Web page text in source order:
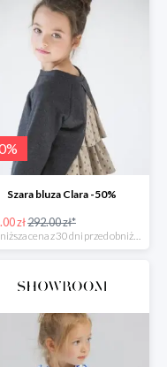
%
Szara bluza Clara -50%
zł292.00 zł*